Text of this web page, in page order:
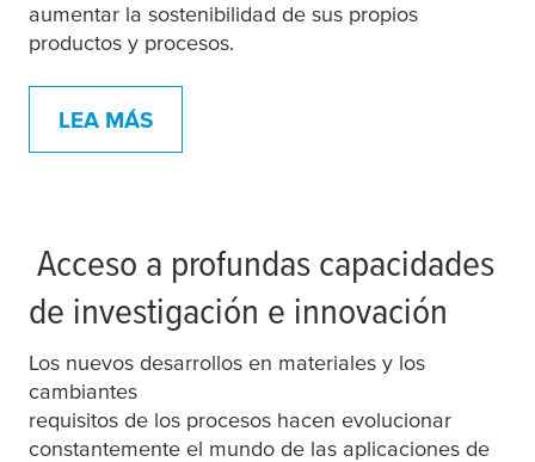
aumentar la sostenibilidad de sus propios
productos y procesos.
LEA MÁS
Acceso a profundas capacidades
de investigación e innovación
Los nuevos desarrollos en materiales y los
cambiantes
requisitos de los procesos hacen evolucionar
constantemente el mundo de las aplicaciones de